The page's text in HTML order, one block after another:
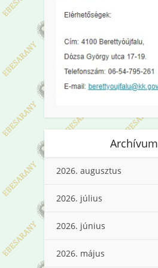
Archívum
2026. augusztus
2026. július
2026. június
2026. május